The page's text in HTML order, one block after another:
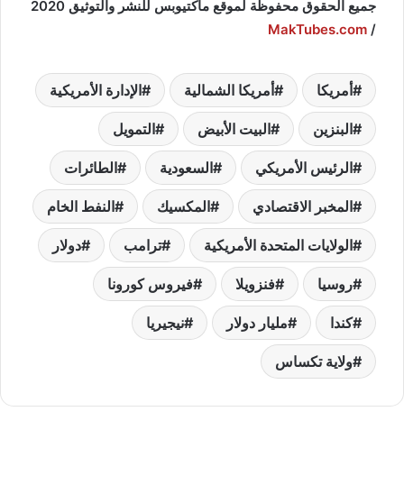
جميع الحقوق محفوظة لموقع ماكتيوبس للنشر والتوثيق 2020
/
MakTubes.com
أمريكا أمريكا الشمالية الإدارة الأمريكية
البنزين البيت الأبيض التمويل
الرئيس الأمريكي السعودية الطائرات
المخبر الاقتصادي المكسيك النفط الخام
الولايات المتحدة الأمريكية ترامب دولار
روسيا فنزويلا فيروس كورونا
كندا مليار دولار نيجيريا
ولاية تكساس